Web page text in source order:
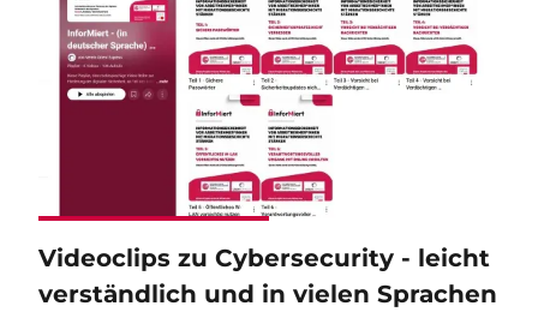
Videoclips zu Cybersecurity - leicht
verständlich und in vielen Sprachen